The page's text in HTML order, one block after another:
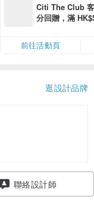
Citi The Club
分回贈，滿
前往活動頁
逛設計品牌
聯絡設計師